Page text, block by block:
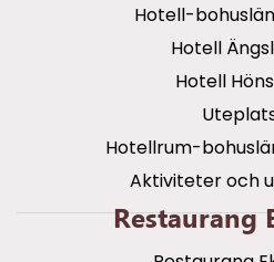
Hotell-
Hotell
Hotell
Hotellrum-
Aktiviteter och
Restaurang